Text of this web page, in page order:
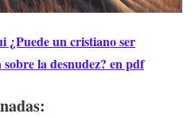
¿Puede un cristiano ser
la desnudez? en pdf